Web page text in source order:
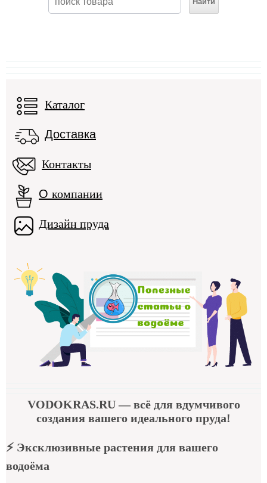
Каталог
Доставка
Контакты
О компании
Дизайн пруда
VODOKRAS.RU— всё для вдумчивого
создания вашего идеального пруда!
⚡ Эксклюзивные растения для вашего
водоёма